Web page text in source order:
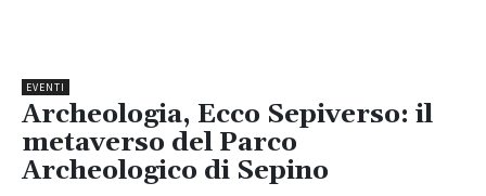
EVENTI
Archeologia, Ecco Sepiverso: il
metaverso del Parco
Archeologico di Sepino